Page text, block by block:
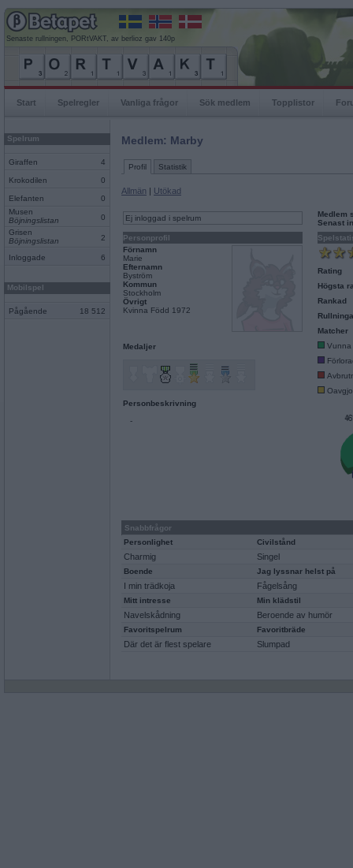
Senaste rullningen, PORtVAKT, av berlioz gav 140p
Start Spelregler Vanliga frågor Sök medlem Topplistor
Spelrum
Giraffen 4
Krokodilen 0
Elefanten
0
Musen
Böjningslistan
0
Grisen
Böjningslistan
2
Inloggade 6
Mobilspel
Pågående 18 512
Medlem: Marby
Profil Statistik
Allmän | Utökad
Ej inloggad i spelrum
Personprofil
Förnamn
Marie
Efternamn
Byström
Kommun
Stockholm
Övrigt
Kvinna Född 1972
Medaljer
Personbeskrivning
-
Medlem
Senast
Rating
Högsta
Rankad
Matcher
Vunna
Snabbfrågor
Personlighet
Civilstånd
Charmig Singel
Boende Jag lyssnar helst på
I min trädkoja Fågelsång
Mitt intresse Min klädstil
Navelskådning Beroende av humör
Favoritspelrum Favoritbräde
Där det är flest spelare Slumpad